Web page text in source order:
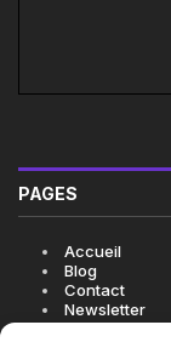
PAGES
Accueil
Blog
Contact
Newsletter
Politique de